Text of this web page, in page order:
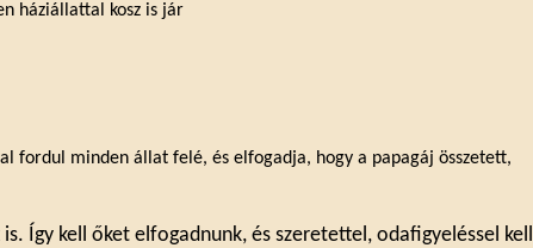
háziállattal kosz is jár
fordul minden állat felé, és elfogadja, hogy a papagáj összetett,
Így kell őket elfogadnunk, és szeretettel, odafigyeléssel kell